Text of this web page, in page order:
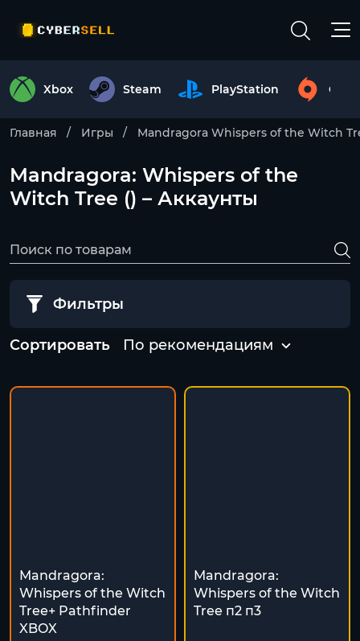
Xbox Steam PlayStation
Главная Игры Mandragora Whispers of the Witch
Mandragora: Whispers of the
Witch Tree () – Аккаунты
Фильтры
Сортировать По рекомендациям
Mandragora:
Whispers of the Witch
Tree+ Pathfinder
XBOX
Mandragora:
Whispers of the Witch
Tree п2 п3